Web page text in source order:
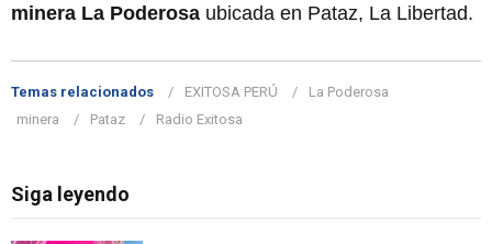
minera La Poderosa ubicada en Pataz, La Libertad.
Temas relacionados EXITOSA PERÚ
La Poderosa
minera
Pataz Radio Exitosa
Siga leyendo